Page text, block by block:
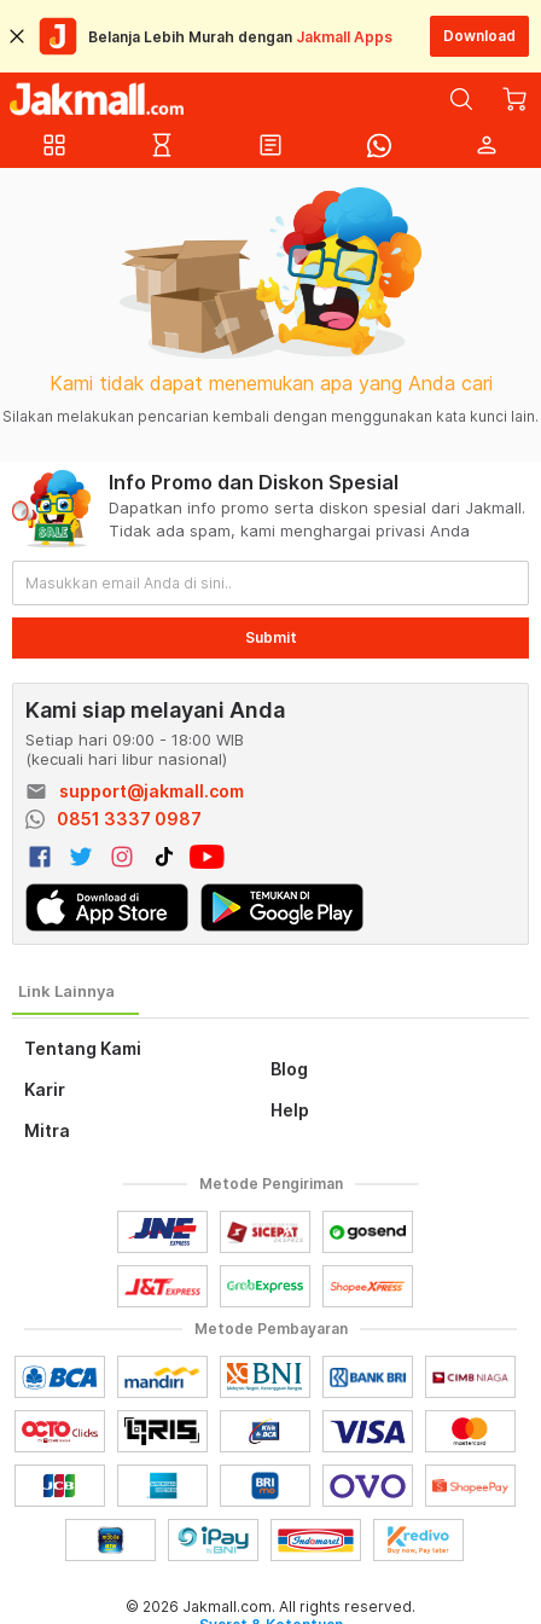
Belanja Lebih Murah dengan Jakmall Apps Download
grid_view hourglass_empty article person
Kami tidak dapat menemukan apa yang Anda cari
Silakan melakukan pencarian kembali dengan menggunakan kata kunci lain.
Tentang Kami
Karir
Mitra
Blog
Help
Info Promo dan Diskon Spesial
Dapatkan info promo serta diskon spesial dari Jakmall.
Tidak ada spam, kami menghargai privasi Anda
Submit
Kami siap melayani Anda
Setiap hari 09:00 - 18:00 WIB
(kecuali hari libur nasional)
email
support@jakmall.com
0851 3337 0987
Metode Pembayaran
Metode Pengiriman
© 2026 Jakmall.com. All rights reserved.